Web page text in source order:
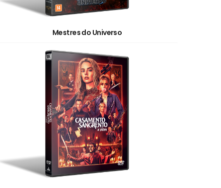
Mestres do Universo